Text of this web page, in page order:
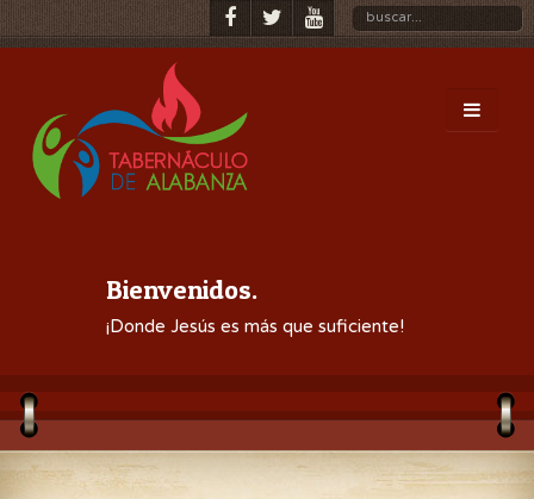
Bienvenidos.
¡Donde Jesús es más que suficiente!